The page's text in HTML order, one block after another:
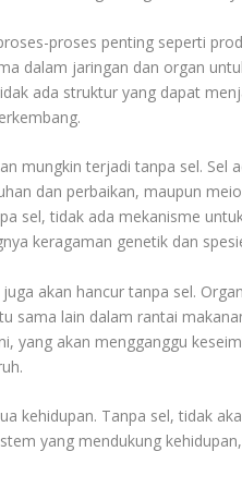
proses penting seperti
dalam jaringan dan organ
ada struktur yang dapat
mungkin terjadi tanpa sel. Sel
dan perbaikan, maupun
sel, tidak ada mekanisme
keragaman genetik dan
akan hancur tanpa sel.
sama lain dalam rantai
yang akan mengganggu
kehidupan. Tanpa sel, tidak
yang mendukung